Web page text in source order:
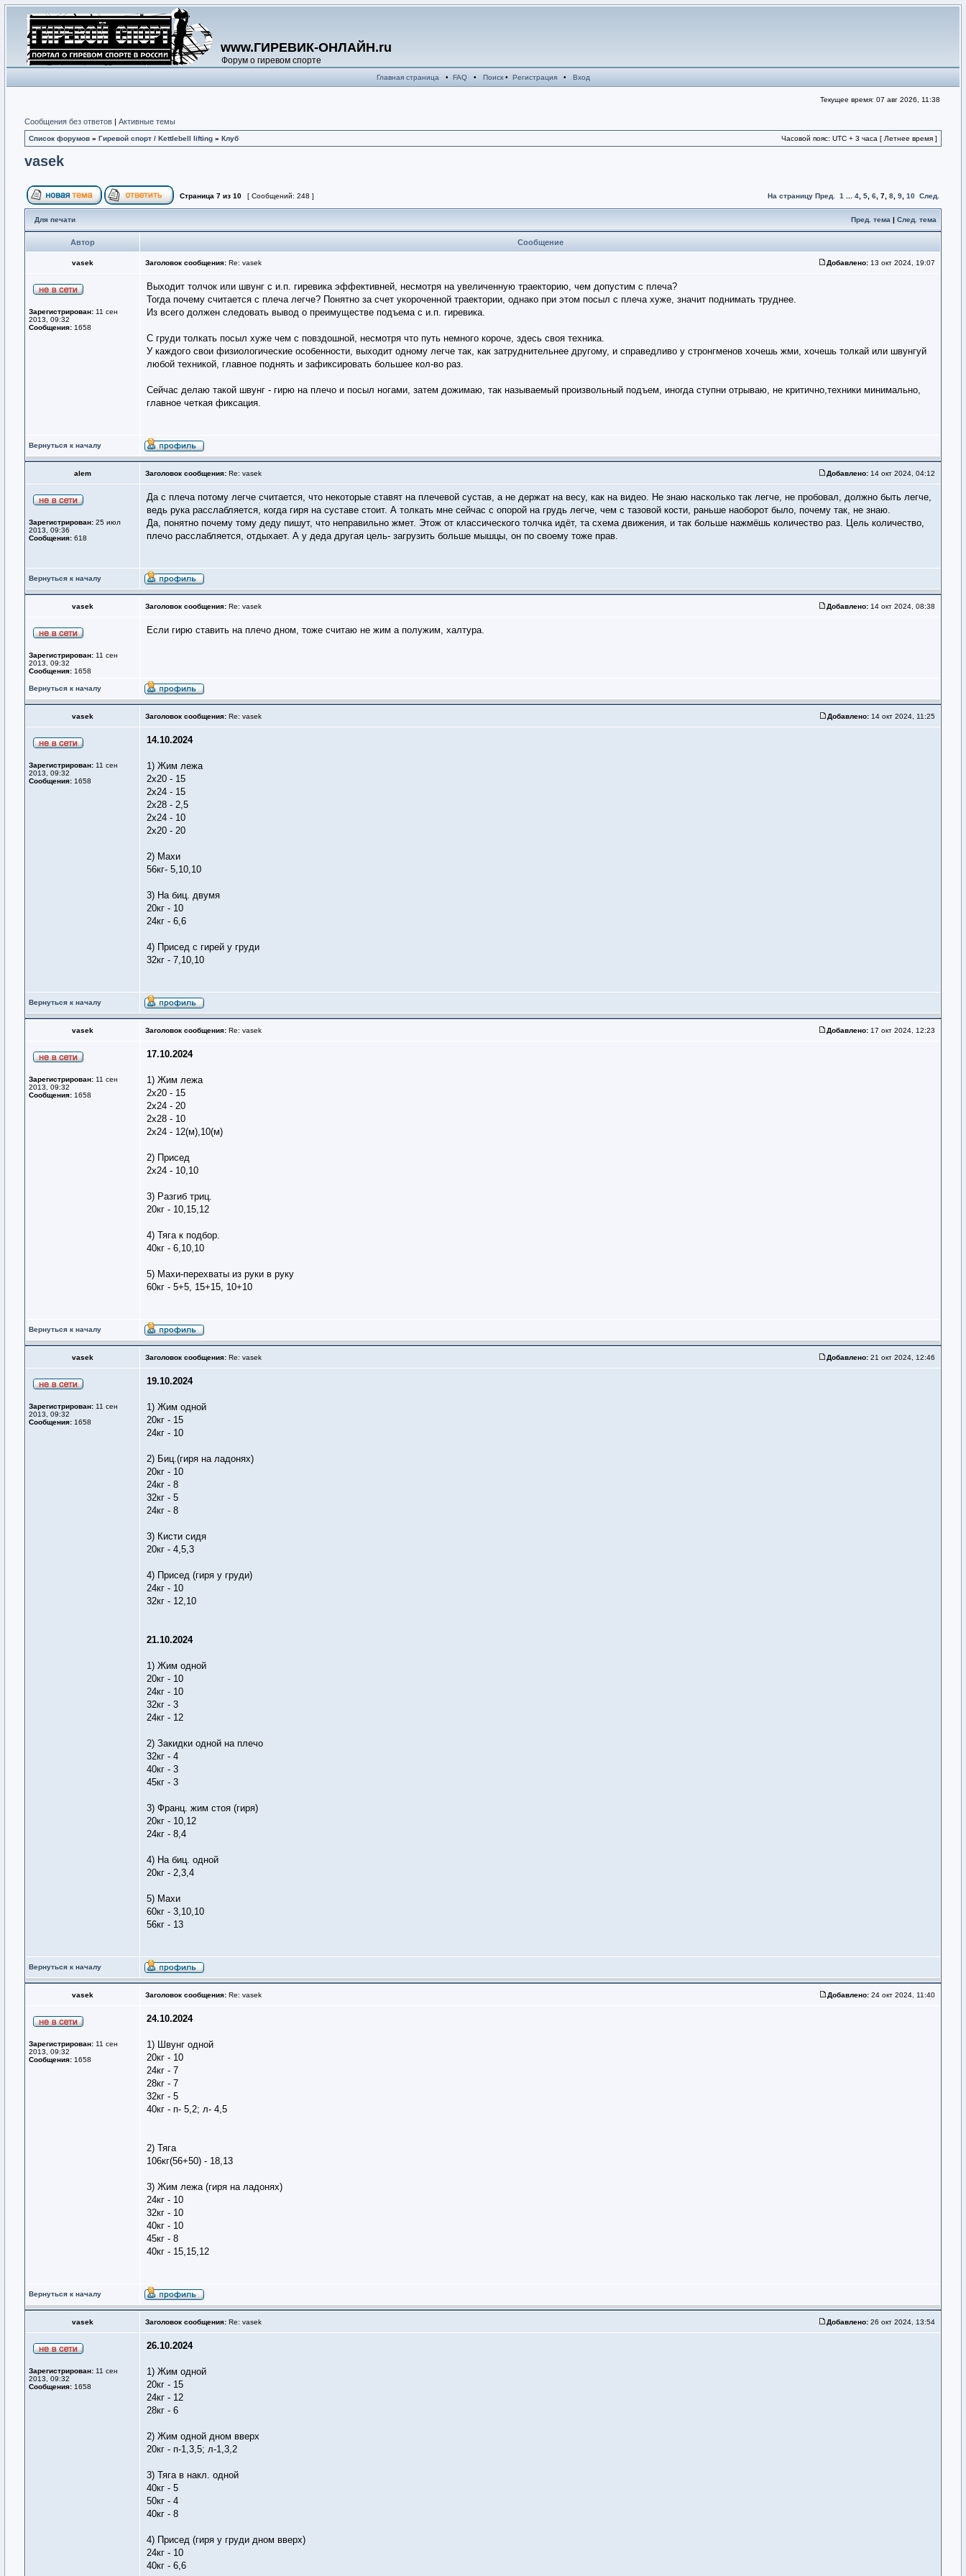
www.ГИРЕВИК-ОНЛАЙН.ru
Форум о гиревом спорте
Главная страница • FAQ• Поиск• Регистрация• Вход
Текущее время: 07 авг 2026, 11:38
Сообщения без ответов | Активные темы
Список форумов » Гиревой спорт / Kettlebell lifting » Клуб Часовой пояс: UTC + 3 часа [ Летнее время ]
vasek
Страница 7 из 10 [ Сообщений: 248 ] На страницу Пред. 1 4 5 6 7 8 9 10 След.
Для печати Пред. тема | След. тема
Автор Сообщение
vasek Заголовок сообщения: Re: vasek Добавлено: 13 окт 2024, 19:07
Зарегистрирован: 11 сен
2013, 09:32
Сообщения: 1658
Выходит толчок или швунг с и.п. гиревика эффективней, несмотря на увеличенную траекторию, чем допустим с плеча?
Тогда почему считается с плеча легче? Понятно за счет укороченной траектории, однако при этом посыл с плеча хуже, значит поднимать труднее.
Из всего должен следовать вывод о преимуществе подъема с и.п. гиревика.
С груди толкать посыл хуже чем с повздошной, несмотря что путь немного короче, здесь своя техника.
У каждого свои физиологические особенности, выходит одному легче так, как затруднительнее другому, и справедливо у стронгменов хочешь жми, хочешь толкай или швунгуй
любой техникой, главное поднять и зафиксировать большее кол-во раз.
Сейчас делаю такой швунг - гирю на плечо и посыл ногами, затем дожимаю, так называемый произвольный подъем, иногда ступни отрываю, не критично,техники минимально,
главное четкая фиксация.
Вернуться к началу
alem Заголовок сообщения: Re: vasek Добавлено: 14 окт 2024, 04:12
Зарегистрирован: 25 июл
2013, 09:36
Сообщения: 618
Да с плеча потому легче считается, что некоторые ставят на плечевой сустав, а не держат на весу, как на видео. Не знаю насколько так легче, не пробовал, должно быть легче,
ведь рука расслабляется, когда гиря на суставе стоит. А толкать мне сейчас с опорой на грудь легче, чем с тазовой кости, раньше наоборот было, почему так, не знаю.
Да, понятно почему тому деду пишут, что неправильно жмет. Этож от классического толчка идёт, та схема движения, и так больше нажмёшь количество раз. Цель количество,
плечо расслабляется, отдыхает. А у деда другая цель- загрузить больше мышцы, он по своему тоже прав.
Вернуться к началу
vasek Заголовок сообщения: Re: vasek Добавлено: 14 окт 2024, 08:38
Зарегистрирован: 11 сен
2013, 09:32
Сообщения: 1658
Если гирю ставить на плечо дном, тоже считаю не жим а полужим, халтура.
Вернуться к началу
vasek Заголовок сообщения: Re: vasek Добавлено: 14 окт 2024, 11:25
Зарегистрирован: 11 сен
2013, 09:32
Сообщения: 1658
14.10.2024
1) Жим лежа
2х20 - 15
2х24 - 15
2х28 - 2,5
2х24 - 10
2х20 - 20
2) Махи
56кг- 5,10,10
3) На биц. двумя
20кг - 10
24кг - 6,6
4) Присед с гирей у груди
32кг - 7,10,10
Вернуться к началу
vasek Заголовок сообщения: Re: vasek Добавлено: 17 окт 2024, 12:23
Зарегистрирован: 11 сен
2013, 09:32
Сообщения: 1658
17.10.2024
1) Жим лежа
2х20 - 15
2х24 - 20
2х28 - 10
2х24 - 12(м),10(м)
2) Присед
2х24 - 10,10
3) Разгиб триц.
20кг - 10,15,12
4) Тяга к подбор.
40кг - 6,10,10
5) Махи-перехваты из руки в руку
60кг - 5+5, 15+15, 10+10
Вернуться к началу
vasek Заголовок сообщения: Re: vasek Добавлено: 21 окт 2024, 12:46
Зарегистрирован: 11 сен
2013, 09:32
Сообщения: 1658
19.10.2024
1) Жим одной
20кг - 15
24кг - 10
2) Биц.(гиря на ладонях)
20кг - 10
24кг - 8
32кг - 5
24кг - 8
3) Кисти сидя
20кг - 4,5,3
4) Присед (гиря у груди)
24кг - 10
32кг - 12,10
21.10.2024
1) Жим одной
20кг - 10
24кг - 10
32кг - 3
24кг - 12
2) Закидки одной на плечо
32кг - 4
40кг - 3
45кг - 3
3) Франц. жим стоя (гиря)
20кг - 10,12
24кг - 8,4
4) На биц. одной
20кг - 2,3,4
5) Махи
60кг - 3,10,10
56кг - 13
Вернуться к началу
vasek Заголовок сообщения: Re: vasek Добавлено: 24 окт 2024, 11:40
Зарегистрирован: 11 сен
2013, 09:32
Сообщения: 1658
24.10.2024
1) Швунг одной
20кг - 10
24кг - 7
28кг - 7
32кг - 5
40кг - п- 5,2; л- 4,5
2) Тяга
106кг(56+50) - 18,13
3) Жим лежа (гиря на ладонях)
24кг - 10
32кг - 10
40кг - 10
45кг - 8
40кг - 15,15,12
Вернуться к началу
vasek Заголовок сообщения: Re: vasek Добавлено: 26 окт 2024, 13:54
Зарегистрирован: 11 сен
2013, 09:32
Сообщения: 1658
26.10.2024
1) Жим одной
20кг - 15
24кг - 12
28кг - 6
2) Жим одной дном вверх
20кг - п-1,3,5; л-1,3,2
3) Тяга в накл. одной
40кг - 5
50кг - 4
40кг - 8
4) Присед (гиря у груди дном вверх)
24кг - 10
40кг - 6,6